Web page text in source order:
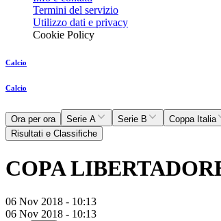
Termini del servizio
Utilizzo dati e privacy
Cookie Policy
Calcio
Calcio
Ora per ora Serie A Serie B Coppa Italia
Risultati e Classifiche
COPA
06 Nov 2018 - 10:13
06 Nov 2018 - 10:13